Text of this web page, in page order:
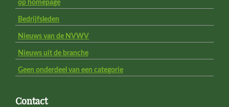
op homepage
Bedrijfsleden
Nieuws van de NVWV
Nieuws uit de branche
Geen onderdeel van een categorie
Contact